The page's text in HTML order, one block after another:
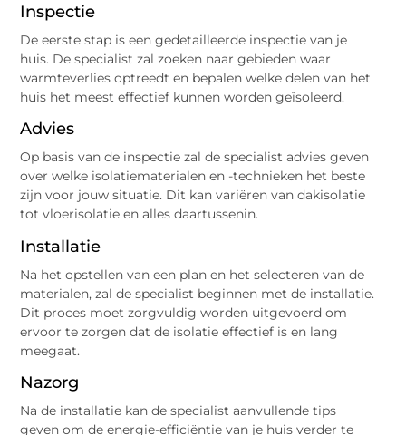
Inspectie
De eerste stap is een gedetailleerde inspectie van je
huis. De specialist zal zoeken naar gebieden waar
warmteverlies optreedt en bepalen welke delen van het
huis het meest effectief kunnen worden geïsoleerd.
Advies
Op basis van de inspectie zal de specialist advies geven
over welke isolatiematerialen en -technieken het beste
zijn voor jouw situatie. Dit kan variëren van dakisolatie
tot vloerisolatie en alles daartussenin.
Installatie
Na het opstellen van een plan en het selecteren van de
materialen, zal de specialist beginnen met de installatie.
Dit proces moet zorgvuldig worden uitgevoerd om
ervoor te zorgen dat de isolatie effectief is en lang
meegaat.
Nazorg
Na de installatie kan de specialist aanvullende tips
geven om de energie-efficiëntie van je huis verder te